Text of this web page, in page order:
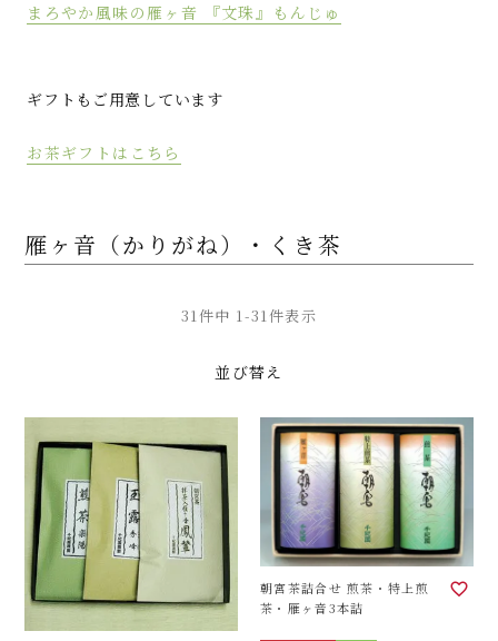
まろやか風味の雁ヶ音 『文珠』もんじゅ
ギフトもご用意しています
お茶ギフトはこちら
雁ヶ音（かりがね）・くき茶
並び替え
31件中 1-31件表示
朝宮茶詰合せ 煎茶・特上煎
茶・雁ヶ音3本詰